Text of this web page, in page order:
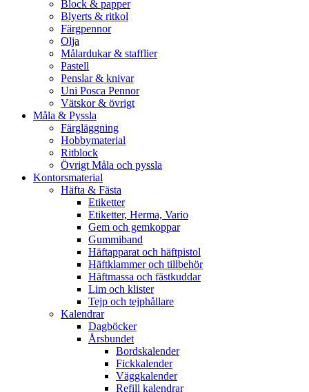
Block & papper
Blyerts & ritkol
Färgpennor
Olja
Målardukar & stafflier
Pastell
Penslar & knivar
Uni Posca Pennor
Vätskor & övrigt
Måla & Pyssla
Färgläggning
Hobbymaterial
Ritblock
Övrigt Måla och pyssla
Kontorsmaterial
Häfta & Fästa
Etiketter
Etiketter, Herma, Vario
Gem och gemkoppar
Gummiband
Häftapparat och häftpistol
Häftklammer och tillbehör
Häftmassa och fästkuddar
Lim och klister
Tejp och tejphållare
Kalendrar
Dagböcker
Årsbundet
Bordskalender
Fickkalender
Väggkalender
Refill kalendrar